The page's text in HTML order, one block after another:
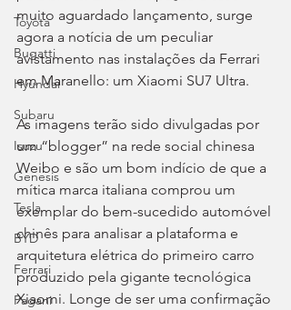
Toyota
Bugatti
Hyundai
Subaru
Isuzu
Genesis
Tesla
BYD
Ferrari
Pagani
muito aguardado lançamento, surge
agora a notícia de um peculiar
avistamento nas instalações da Ferrari
em Maranello: um Xiaomi SU7 Ultra.
As imagens terão sido divulgadas por
um “blogger” na rede social chinesa
Weibo e são um bom indício de que a
mítica marca italiana comprou um
exemplar do bem-sucedido automóvel
chinês para analisar a plataforma e
arquitetura elétrica do primeiro carro
produzido pela gigante tecnológica
Xiaomi. Longe de ser uma confirmação